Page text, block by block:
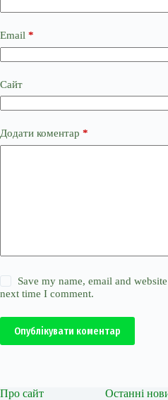
Email *
Сайт
Додати коментар *
Save my name, email and
next time I comment.
Опублікувати коментар
Про сайт Останні